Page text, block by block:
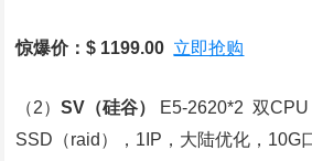
惊爆价：$ 1199.00 立即抢购
（2）SV （硅谷）
E5-2620*2 双
SSD（raid），1IP，大陆优化，10G